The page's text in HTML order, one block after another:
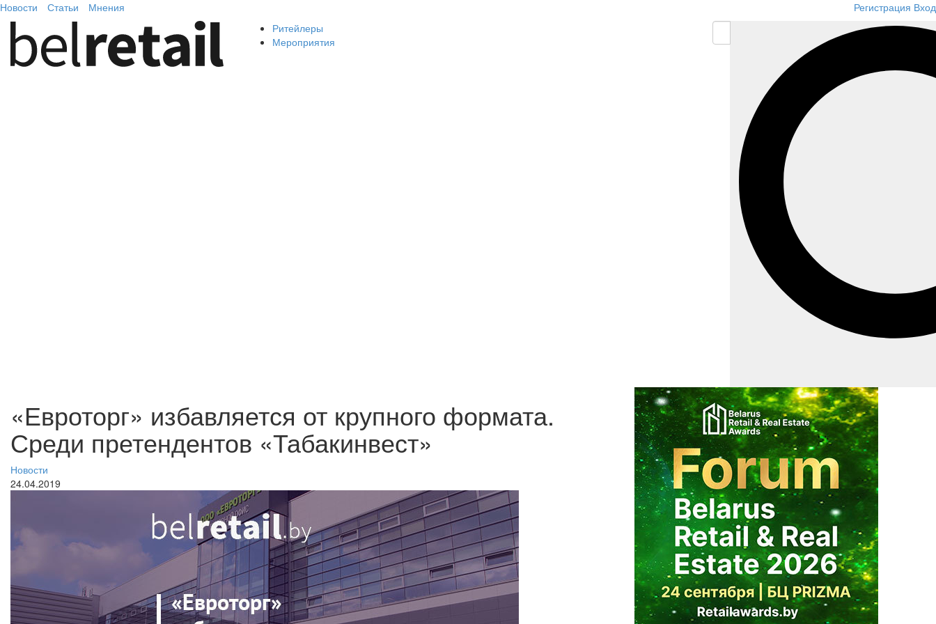
Новости Статьи Мнения Регистрация Вход
Ритейлеры
Мероприятия
«Евроторг» избавляется от крупного формата.
Среди претендентов «Табакинвест»
Новости
24.04.2019